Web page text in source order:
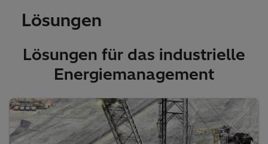
Lösungen
Lösungen für das industrielle
Energiemanagement